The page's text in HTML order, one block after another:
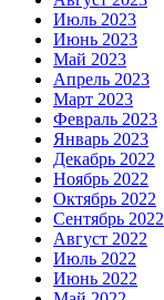
Июль 2023
Июнь 2023
Май 2023
Апрель 2023
Март 2023
Февраль 2023
Январь 2023
Декабрь 2022
Ноябрь 2022
Октябрь 2022
Сентябрь 2022
Август 2022
Июль 2022
Июнь 2022